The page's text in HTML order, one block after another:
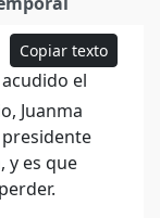
Copiar texto
el
Juanma
y es que